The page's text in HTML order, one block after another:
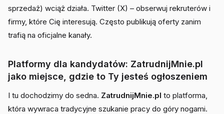
sprzedaż) wciąż działa. Twitter (X) – obserwuj rekruterów i
firmy, które Cię interesują. Często publikują oferty zanim
trafią na oficjalne kanały.
Platformy dla kandydatów: ZatrudnijMnie.pl
jako miejsce, gdzie to Ty jesteś ogłoszeniem
I tu dochodzimy do sedna. ZatrudnijMnie.pl to platforma,
która wywraca tradycyjne szukanie pracy do góry nogami.